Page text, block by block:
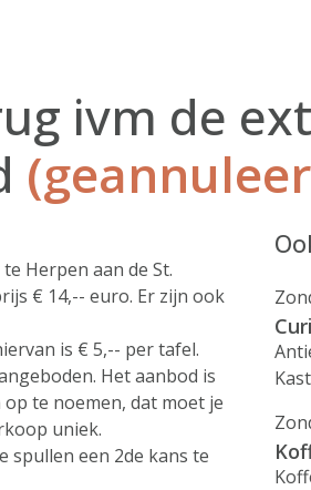
ivm de
Herpen aan de St.
€ 14,-- euro. Er zijn ook
is € 5,-- per tafel.
Het aanbod is
te noemen, dat moet je
uniek.
spullen een 2de kans te